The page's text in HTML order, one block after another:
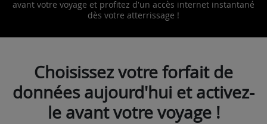
avant votre voyage et profitez d'un accès internet instantané
dès votre atterrissage !
Choisissez votre forfait de
données aujourd'hui et activez-
le avant votre voyage !